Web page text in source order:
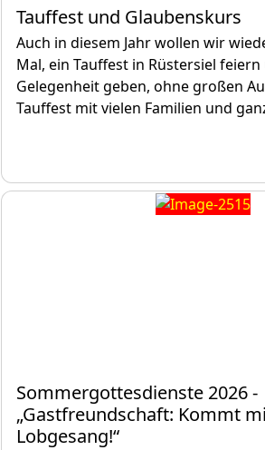
Tauffest und Glaubenskurs
Auch in diesem Jahr wollen wir
Mal, ein Tauffest in Rüstersiel
Gelegenheit geben, ohne großen
Tauffest mit vielen Familien und
Sommergottesdienste 2026 -
„Gastfreundschaft: Kommt
Lobgesang!“